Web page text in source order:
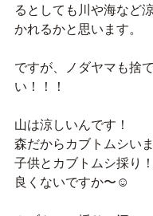
るとしても川や海など
かれるかと思います。
ですが、ノダヤマも捨
い！！！
山は涼しいんです！
森だからカブトムシい
子供とカブトムシ採り！
良くないですか〜☺️